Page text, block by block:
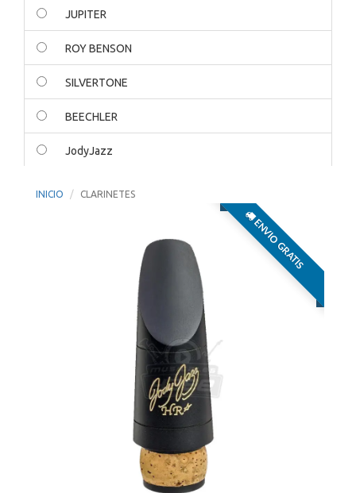
JUPITER
ROY BENSON
SILVERTONE
BEECHLER
JodyJazz
INICIO CLARINETES
ENVIO GRATIS